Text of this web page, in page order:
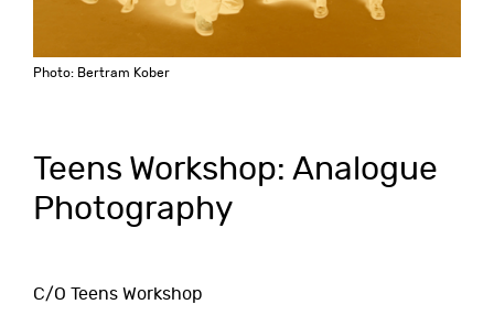
Photo: Bertram Kober
Teens Workshop: Analogue
Photography
C/O Teens Workshop